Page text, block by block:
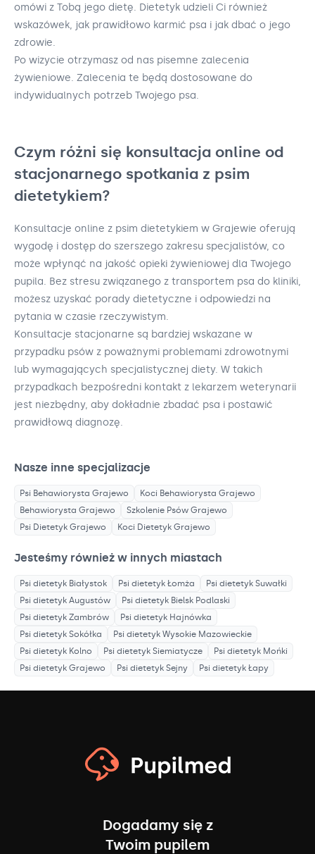
omówi z Tobą jego dietę. Dietetyk udzieli Ci również
wskazówek, jak prawidłowo karmić psa i jak dbać o jego
zdrowie.
Po wizycie otrzymasz od nas pisemne zalecenia
żywieniowe. Zalecenia te będą dostosowane do
indywidualnych potrzeb Twojego psa.
Czym różni się konsultacja online od
stacjonarnego spotkania z psim
dietetykiem?
Konsultacje online z psim dietetykiem w Grajewie oferują
wygodę i dostęp do szerszego zakresu specjalistów, co
może wpłynąć na jakość opieki żywieniowej dla Twojego
pupila. Bez stresu związanego z transportem psa do kliniki,
możesz uzyskać porady dietetyczne i odpowiedzi na
pytania w czasie rzeczywistym.
Konsultacje stacjonarne są bardziej wskazane w
przypadku psów z poważnymi problemami zdrowotnymi
lub wymagających specjalistycznej diety. W takich
przypadkach bezpośredni kontakt z lekarzem weterynarii
jest niezbędny, aby dokładnie zbadać psa i postawić
prawidłową diagnozę.
Nasze inne specjalizacje
Psi Behawiorysta Grajewo Koci Behawiorysta Grajewo
Behawiorysta Grajewo Szkolenie Psów Grajewo
Psi Dietetyk Grajewo Koci Dietetyk Grajewo
Jesteśmy również w innych miastach
Psi dietetyk Białystok Psi dietetyk Łomża Psi dietetyk Suwałki
Psi dietetyk Augustów Psi dietetyk Bielsk Podlaski
Psi dietetyk Zambrów Psi dietetyk Hajnówka
Psi dietetyk Sokółka Psi dietetyk Wysokie Mazowieckie
Psi dietetyk Kolno Psi dietetyk Siemiatycze Psi dietetyk Mońki
Psi dietetyk Grajewo Psi dietetyk Sejny Psi dietetyk Łapy
Dogadamy się z
Twoim pupilem